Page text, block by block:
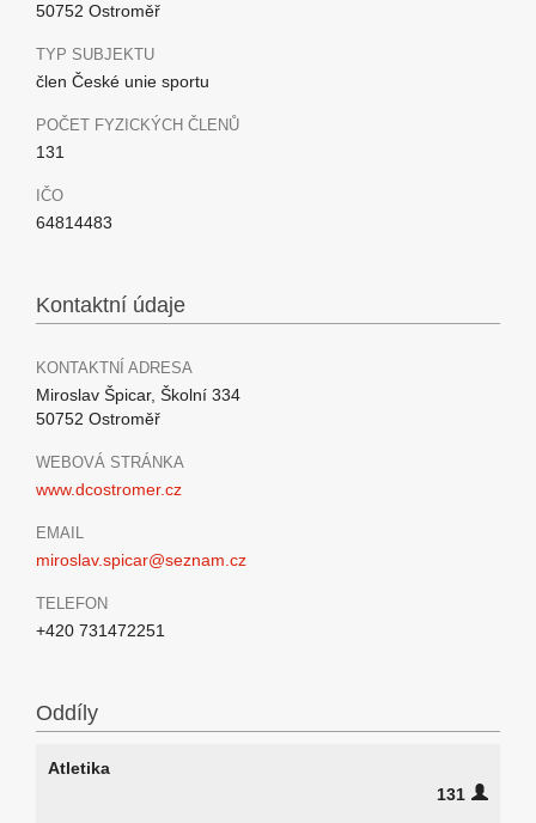
50752 Ostroměř
TYP SUBJEKTU
člen České unie sportu
POČET FYZICKÝCH ČLENŮ
131
IČO
64814483
Kontaktní údaje
KONTAKTNÍ ADRESA
Miroslav Špicar, Školní 334
50752 Ostroměř
WEBOVÁ STRÁNKA
www.dcostromer.cz
EMAIL
miroslav.spicar@seznam.cz
TELEFON
+420 731472251
Oddíly
Atletika
131